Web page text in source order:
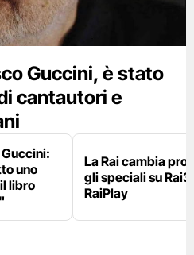
Guccini, è stato
cantautori e
uno
libro
La Rai cambia
gli speciali su
RaiPlay